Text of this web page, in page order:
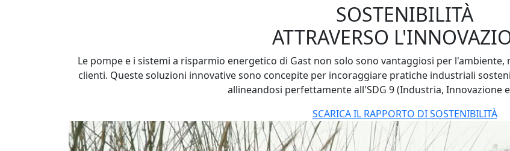
SOSTENIBILITÀ
ATTRAVERSO
Le pompe e i sistemi a risparmio energetico di Gast non solo sono vantaggiosi per
clienti. Queste soluzioni innovative sono concepite per incoraggiare pratiche industriali
allineandosi perfettamente all'SDG 9 (Industria, Innovazione
SCARICA IL RAPPORTO DI SOSTENIBILITÀ